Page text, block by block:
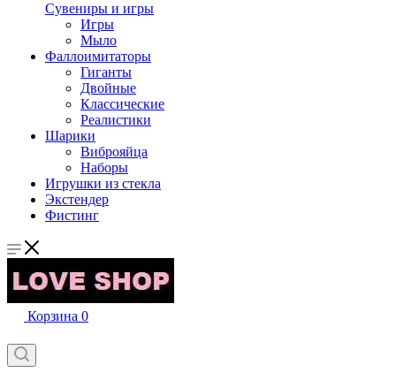
Сувениры и игры
Игры
Мыло
Фаллоимитаторы
Гиганты
Двойные
Классические
Реалистики
Шарики
Виброяйца
Наборы
Игрушки из стекла
Экстендер
Фистинг
Корзина 0